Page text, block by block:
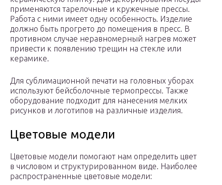
применяются тарелочные и кружечные прессы.
Работа с ними имеет одну особенность. Изделие
должно быть прогрето до помещения в пресс. В
противном случае неравномерный нагрев может
привести к появлению трещин на стекле или
керамике.
Для сублимационной печати на головных уборах
используют бейсболочные термопрессы. Также
оборудование подходит для нанесения мелких
рисунков и логотипов на различные изделия.
Цветовые модели
Цветовые модели помогают нам определить цвет
в числовом и структурированном виде. Наиболее
распространенные цветовые модели: